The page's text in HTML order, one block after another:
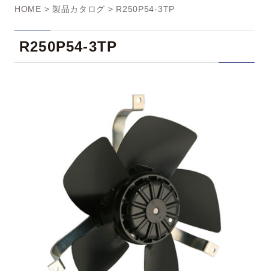
n
HOME > 製品カタログ > R250P54-3TP
R250P54-3TP